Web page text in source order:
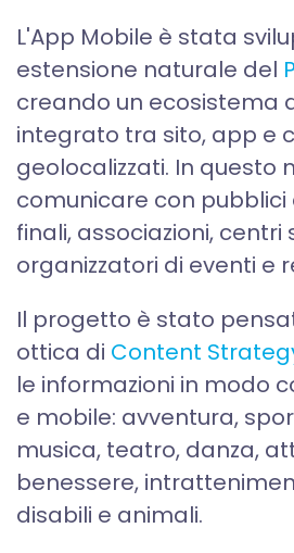
L'App Mobile è stata
estensione naturale del
creando un ecosistema
integrato tra sito, app e
geolocalizzati. In questo
comunicare con pubblici
finali, associazioni, centri
organizzatori di eventi e
Il progetto è stato
ottica di Content
le informazioni in modo
e mobile: avventura,
musica, teatro, danza,
benessere,
disabili e animali.